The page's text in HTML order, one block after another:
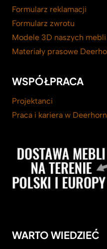
Formularz reklamacji
Formularz zwrotu
Modele 3D naszych mebli
Materiały prasowe
WSPÓŁPRACA
Projektanci
Praca i kariera w Deerhorn
WARTO WIEDZIEĆ